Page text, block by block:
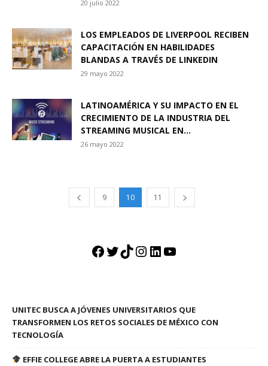
20 julio 2022
LOS EMPLEADOS DE LIVERPOOL RECIBEN
CAPACITACIÓN EN HABILIDADES
BLANDAS A TRAVÉS DE LINKEDIN
29 mayo 2022
LATINOAMÉRICA Y SU IMPACTO EN EL
CRECIMIENTO DE LA INDUSTRIA DEL
STREAMING MUSICAL EN...
26 mayo 2022
9 10 11
Facebook
Twitter
TikTok
Instagram
LinkedIn
YouTube
UNITEC BUSCA A JÓVENES UNIVERSITARIOS QUE
TRANSFORMEN LOS RETOS SOCIALES DE MÉXICO CON
TECNOLOGÍA
EFFIE COLLEGE ABRE LA PUERTA A ESTUDIANTES